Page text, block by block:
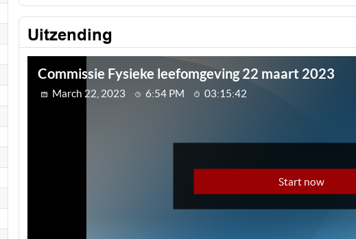
Uitzending